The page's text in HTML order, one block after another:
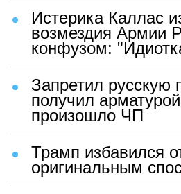
Истерика Каллас
возмездия Армии
конфузом:
Запретил
получил
произошло ЧП
Трамп избавился
оригинальным